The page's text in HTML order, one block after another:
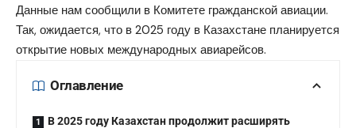
Данные нам сообщили в Комитете гражданской авиации.
Так, ожидается, что в 2025 году в Казахстане планируется
открытие новых международных авиарейсов.
Оглавление
В 2025 году Казахстан продолжит расширять